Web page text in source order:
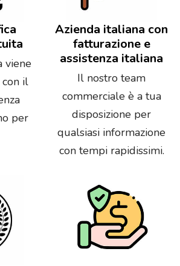
viene
il
per
Azienda italiana con
fatturazione e
assistenza italiana
Il nostro team
commerciale è a tua
disposizione per
qualsiasi informazione
con tempi rapidissimi.